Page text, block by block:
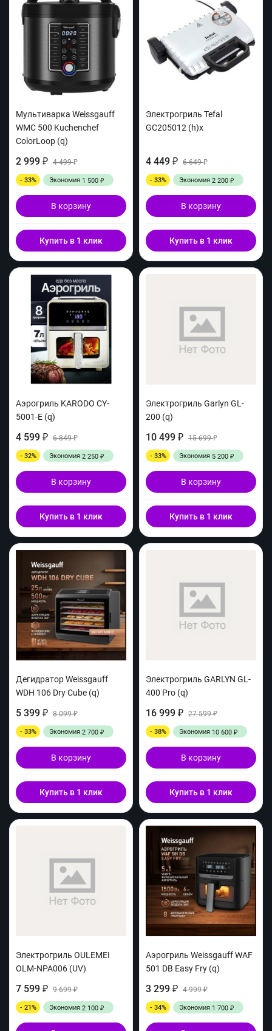
Мультиварка Weissgauff
WMC 500 Kuchenchef
ColorLoop (q)
2 999 ₽ 4 499₽
- 33% Экономия 1 500 ₽
В корзину
Купить в 1 клик
Электрогриль Tefal
GC205012 (h)x
4 449 ₽ 6 649₽
- 33% Экономия 2 200 ₽
В корзину
Купить в 1 клик
Аэрогриль KARODO CY-
5001-E (q)
4 599 ₽ 6 849₽
- 32% Экономия 2 250 ₽
В корзину
Купить в 1 клик
Электрогриль Garlyn GL-
200 (q)
10 499 ₽ 15 699₽
- 33% Экономия 5 200 ₽
В корзину
Купить в 1 клик
Дегидратор Weissgauff
WDH 106 Dry Cube (q)
5 399 ₽ 8 099₽
- 33% Экономия 2 700 ₽
В корзину
Купить в 1 клик
Электрогриль GARLYN GL-
400 Pro (q)
16 999 ₽ 27 599₽
- 38% Экономия 10 600 ₽
В корзину
Купить в 1 клик
Электрогриль OULEMEI
OLM-NPA006 (UV)
7 599 ₽ 9 699₽
- 21% Экономия 2 100 ₽
Аэрогриль Weissgauff WAF
501 DB Easy Fry (q)
3 299 ₽ 4 999₽
- 34% Экономия 1 700 ₽